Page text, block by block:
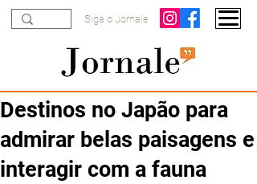
Siga o Jornale
Destinos no Japão para
admirar belas paisagens e
interagir com a fauna